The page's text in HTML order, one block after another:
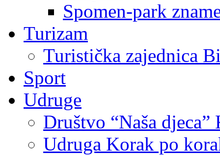
Spomen-park
Turizam
Turistička zajednica
Sport
Udruge
Društvo “Naša djeca”
Udruga Korak po